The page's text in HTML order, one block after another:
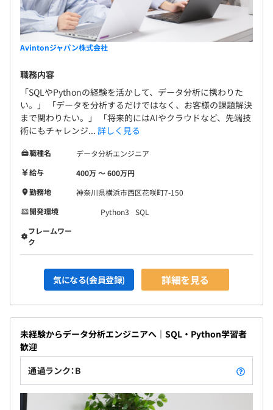
Avintonジャパン株式会社
職務内容
「SQLやPythonの経験を活かして、データ分析に携わりた
い。」 「データを分析するだけではなく、お客様の課題解決
まで関わりたい。」 「将来的にはAIやクラウドなど、先端技
術にもチャレンジ... 詳しく見る
職種名
データ分析エンジニア
給与
400万 〜 600万円
勤務地
神奈川県横浜市西区花咲町7-150
開発環境
Python3
SQL
フレームワー
ク
気になる(会員登録) 詳細を見る
未経験からデータ分析エンジニアへ｜SQL・Python学習者
歓迎
通過ランク：B